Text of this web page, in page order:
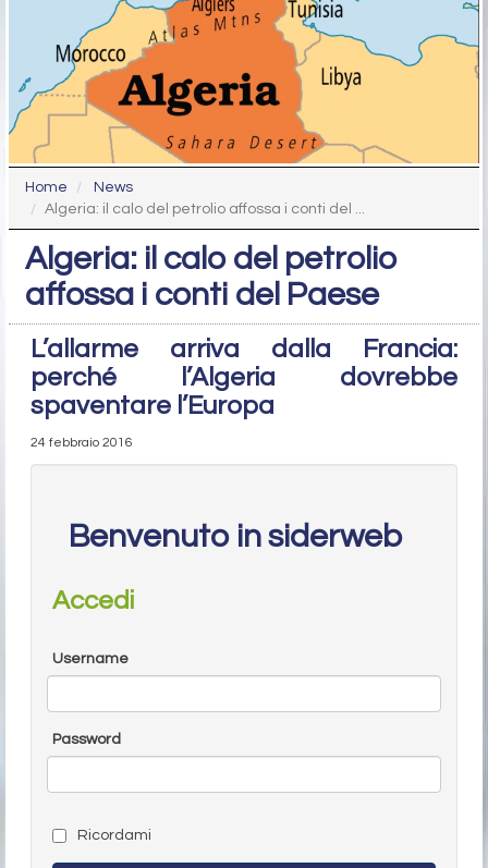
Home
News
Algeria: il calo del petrolio affossa i conti del ...
Algeria: il calo del petrolio
affossa i conti del Paese
L’allarme arriva dalla Francia:
perché l’Algeria dovrebbe
spaventare l’Europa
24 febbraio 2016
Benvenuto in siderweb
Accedi
Username
Password
Ricordami